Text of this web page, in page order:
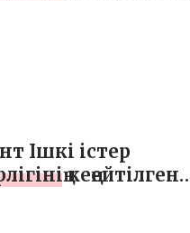
Ішкі істер
кеңейтілген